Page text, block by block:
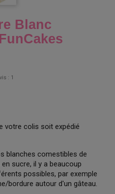
Blanc
: 1
votre colis soit expédié
blanches comestibles de
sucre, il y a beaucoup
possibles, par exemple
bordure autour d'un gâteau.